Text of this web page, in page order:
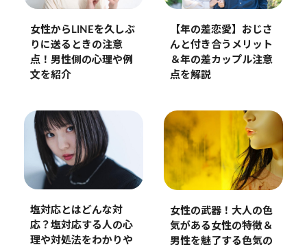
女性からLINEを久しぶ
りに送るときの注意
点！男性側の心理や例
文を紹介
【年の差恋愛】おじさ
んと付き合うメリット
＆年の差カップル注意
点を解説
塩対応とはどんな対
応？塩対応する人の心
理や対処法をわかりや
女性の武器！大人の色
気がある女性の特徴＆
男性を魅了する色気の